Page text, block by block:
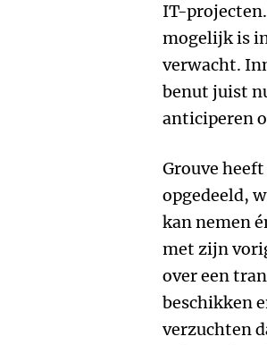
IT-
mogelijk is
verwacht.
benut juist
anticiperen
Grouve
opgedeeld,
kan nemen
met zijn
over een
beschikken
verzuchten